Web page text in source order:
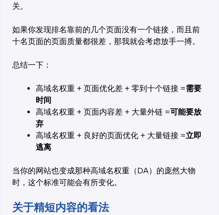
关。
如果你发现排名靠前的几个页面没有一个链接，而且前
十名页面的页面质量都很差，那我就会考虑放手一搏。
总结一下：
高域名权重 + 页面优化差 + 零到十个链接 =需要
时间
高域名权重 + 页面内容差 + 大量外链 =可能要放
弃
高域名权重 + 良好的页面优化 + 大量链接 =立即
逃离
当你的网站也变成那种高域名权重（DA）的庞然大物
时，这个标准可能会有所变化。
关于精短内容的看法